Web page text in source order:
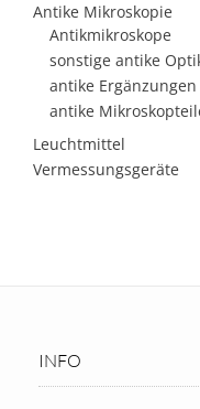
Antike Mikroskopie
Antikmikroskope
sonstige antike
antike Ergänzungen
antike
Leuchtmittel
Vermessungsgeräte
INFO